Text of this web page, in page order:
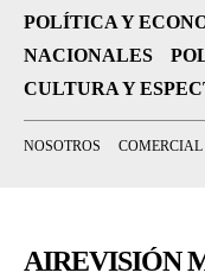
POLÍTICA Y
NACIONALES
CULTURA Y
NOSOTROS COMERCIAL
AIREVISIÓN